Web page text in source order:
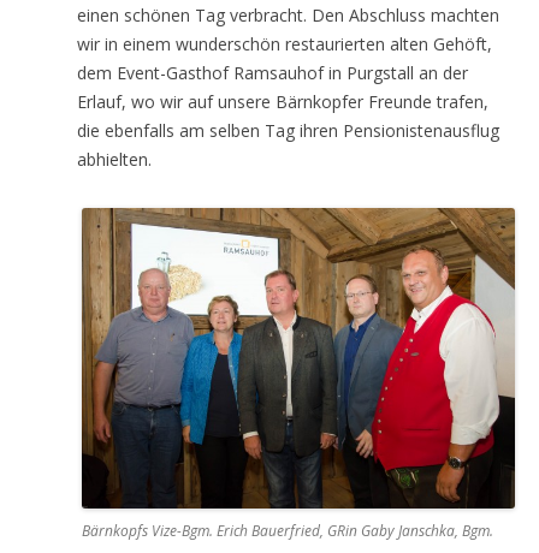
einen schönen Tag verbracht. Den Abschluss machten
wir in einem wunderschön restaurierten alten Gehöft,
dem Event-Gasthof Ramsauhof in Purgstall an der
Erlauf, wo wir auf unsere Bärnkopfer Freunde trafen,
die ebenfalls am selben Tag ihren Pensionistenausflug
abhielten.
Bärnkopfs Vize-Bgm. Erich Bauerfried, GRin Gaby Janschka, Bgm.